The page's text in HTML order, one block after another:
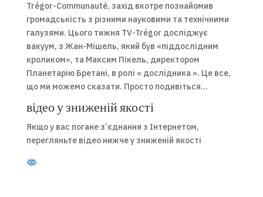
Trégor-Communauté, захід вкотре познайомив
громадськість з різними науковими та технічними
галузями. Цього тижня TV-Trégor досліджує
вакуум, з Жан-Мішель, який був «піддослідним
кроликом», та Максим Пікель, директором
Планетарію Бретані, в ролі « дослідника ». Це все,
що ми можемо сказати. Просто подивіться…
відео у зниженій якості
Якщо у вас погане з’єднання з Інтернетом,
перегляньте відео нижче у зниженій якості